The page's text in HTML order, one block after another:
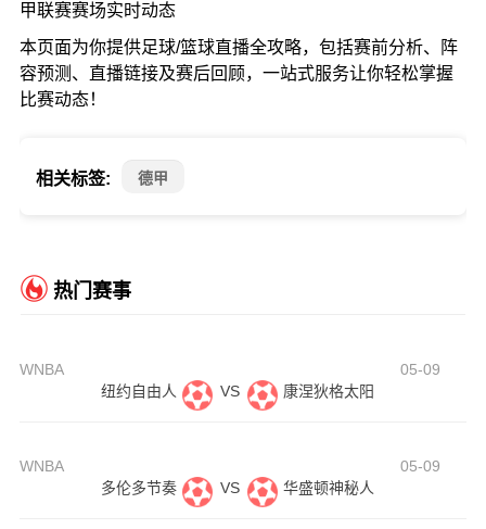
甲联赛赛场实时动态
本页面为你提供足球/篮球直播全攻略，包括赛前分析、阵
容预测、直播链接及赛后回顾，一站式服务让你轻松掌握
比赛动态！
相关标签: 德甲
热门赛事
WNBA
05-09
纽约自由人
VS 康涅狄格太阳
WNBA
05-09
多伦多节奏
VS 华盛顿神秘人